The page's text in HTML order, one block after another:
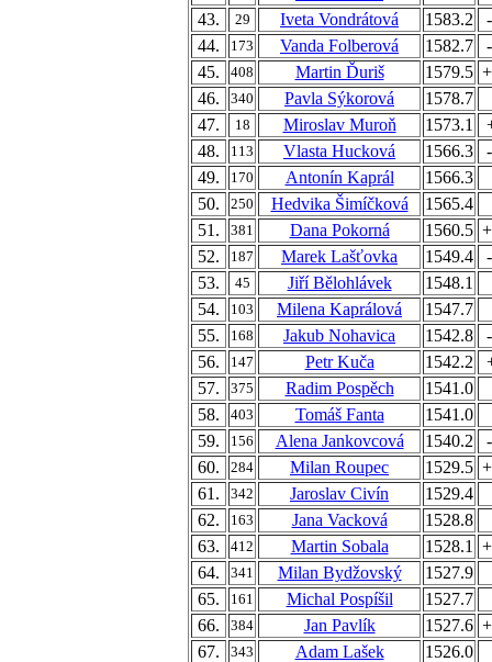
43.
29 Iveta Vondrátová 1583.2
44.
173 Vanda Folberová 1582.7
45.
408 Martin Ďuriš 1579.5
46.
340 Pavla Sýkorová
1578.7
47.
18 Miroslav Muroň 1573.1
48.
113 Vlasta Hucková 1566.3
49.
170 Antonín Kaprál
1566.3
50.
250 Hedvika Šimíčková
1565.4
51.
381 Dana Pokorná 1560.5
52.
187 Marek Lašťovka 1549.4
53.
45 Jiří Bělohlávek
1548.1
54.
103 Milena Kaprálová
1547.7
55.
168 Jakub Nohavica 1542.8
56.
147 Petr Kuča 1542.2
57.
375 Radim Pospěch
1541.0
58.
403 Tomáš Fanta
1541.0
59.
156 Alena Jankovcová 1540.2
60.
284 Milan Roupec 1529.5
61.
342 Jaroslav Civín
1529.4
62.
163 Jana Vacková
1528.8
63.
412 Martin Sobala 1528.1
64.
341 Milan Bydžovský
1527.9
65.
161 Michal Pospíšil
1527.7
66.
384 Jan Pavlík 1527.6
67.
343 Adam Lašek
1526.0